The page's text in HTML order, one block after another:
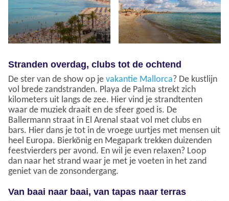
Stranden overdag, clubs tot de ochtend
De ster van de show op je vakantie Mallorca? De kustlijn
vol brede zandstranden. Playa de Palma strekt zich
kilometers uit langs de zee. Hier vind je strandtenten
waar de muziek draait en de sfeer goed is. De
Ballermann straat in El Arenal staat vol met clubs en
bars. Hier dans je tot in de vroege uurtjes met mensen uit
heel Europa. Bierkönig en Megapark trekken duizenden
feestvierders per avond. En wil je even relaxen? Loop
dan naar het strand waar je met je voeten in het zand
geniet van de zonsondergang.
Van baai naar baai, van tapas naar terras